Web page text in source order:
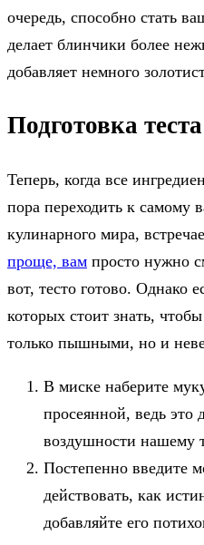
очередь, способно стать
делает блинчики более
добавляет немного
Подготовка
Теперь, когда все
пора переходить к самому
кулинарного мира,
проще, вам просто нужно
вот, тесто готово. Однако
которых стоит знать,
только пышными, но и
В миске наберите
просеянной, ведь это
воздушности нашему
Постепенно введите
действовать, как
добавляйте его